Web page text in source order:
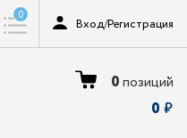
0
Вход/Регистрация
0позиций
0